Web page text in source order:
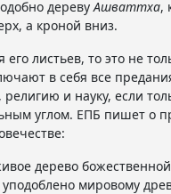
деревуАшваттха,
а кроной вниз.
его листьев, то это не
в себя все
и науку, если
углом. ЕПБ пишет о
дерево
мировому